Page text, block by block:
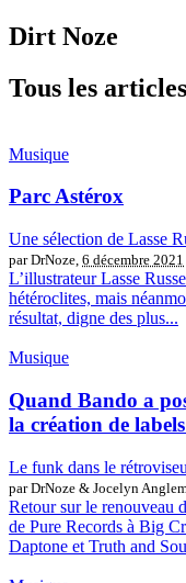
Dirt Noze
Tous les articles
Musique
Parc Astérox
Une sélection de Lasse
par DrNoze, 6 décembre 2021
L’illustrateur Lasse
hétéroclites, mais
résultat, digne des plus...
Musique
Quand Bando a
la création de
Le funk dans le
par DrNoze & Jocelyn
Retour sur le renouveau
de Pure Records à Big
Daptone et Truth and